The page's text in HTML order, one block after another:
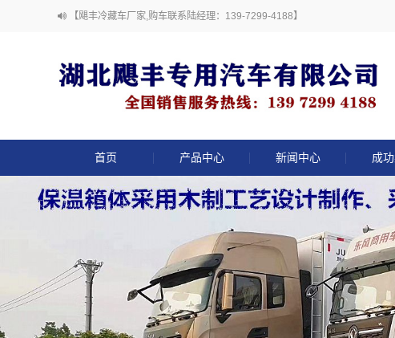
【飓丰冷藏车厂家,购车联系陆经理：139-7299-4188】
首页 产品中心 新闻中心 成